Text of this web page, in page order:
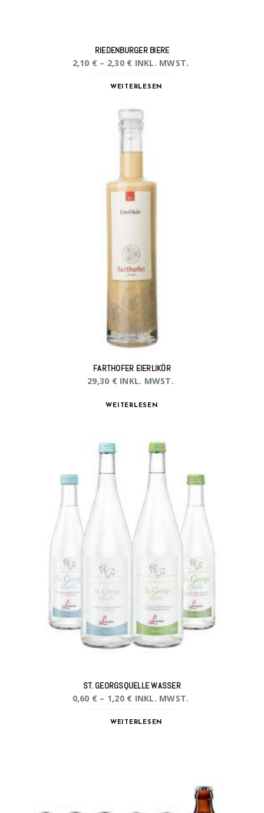
RIEDENBURGER BIERE
2,10 € – 2,30 € INKL. MWST.
WEITERLESEN
FARTHOFER EIERLIKÖR
29,30 € INKL. MWST.
WEITERLESEN
ST. GEORGSQUELLE WASSER
0,60 € – 1,20 € INKL. MWST.
WEITERLESEN